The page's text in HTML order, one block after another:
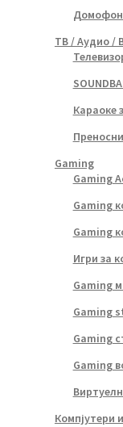
ТВ / Аудио /
Караоке
Gaming
Gaming
Gaming
Gaming
Игри за
Gaming
Gaming
Gaming
Gaming
Компјутери